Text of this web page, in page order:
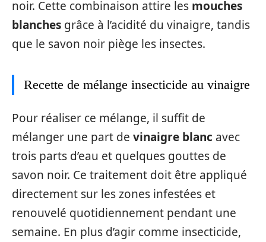
noir. Cette combinaison attire les mouches
blanches grâce à l’acidité du vinaigre, tandis
que le savon noir piège les insectes.
Recette de mélange insecticide au vinaigre
Pour réaliser ce mélange, il suffit de
mélanger une part de vinaigre blanc avec
trois parts d’eau et quelques gouttes de
savon noir. Ce traitement doit être appliqué
directement sur les zones infestées et
renouvelé quotidiennement pendant une
semaine. En plus d’agir comme insecticide,